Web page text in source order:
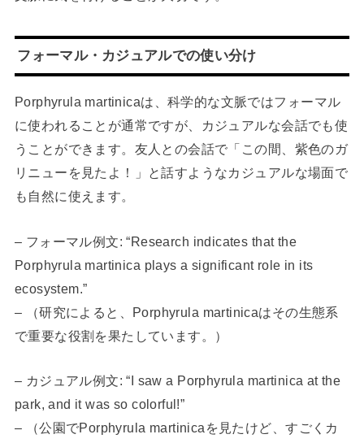
フォーマル・カジュアルでの使い分け
Porphyrula martinicaは、科学的な文脈ではフォーマル
に使われることが通常ですが、カジュアルな会話でも使
うことができます。友人との会話で「この間、紫色のガ
リニューを見たよ！」と話すようなカジュアルな場面で
も自然に使えます。
– フォーマル例文: “Research indicates that the
Porphyrula martinica plays a significant role in its
ecosystem.”
– （研究によると、Porphyrula martinicaはその生態系
で重要な役割を果たしています。）
– カジュアル例文: “I saw a Porphyrula martinica at the
park, and it was so colorful!”
– （公園でPorphyrula martinicaを見たけど、すごくカ